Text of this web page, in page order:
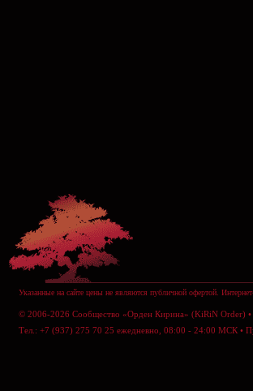
Указанные на сайте цены не являются публичной офертой.
© 2006-2026 Сообщество «Орден Кирина» (KiRiN Order) •
Тел.: +7 (937) 275 70 25 ежедневно, 08:00 - 24:00 МСК •